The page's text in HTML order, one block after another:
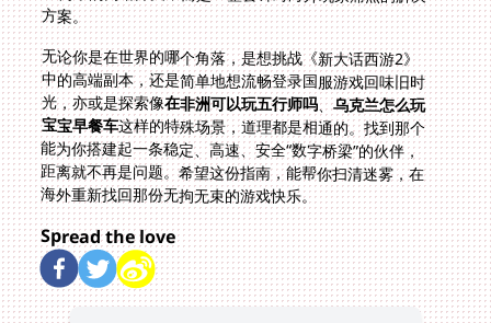
方案。
无论你是在世界的哪个角落，是想挑战《新大话西游2》
中的高端副本，还是简单地想流畅登录国服游戏回味旧时
光，亦或是探索像在非洲可以玩五行师吗、乌克兰怎么玩
宝宝早餐车这样的特殊场景，道理都是相通的。找到那个
能为你搭建起一条稳定、高速、安全“数字桥梁”的伙伴，
距离就不再是问题。希望这份指南，能帮你扫清迷雾，在
海外重新找回那份无拘无束的游戏快乐。
Spread the love